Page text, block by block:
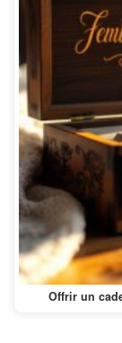
Offrir un